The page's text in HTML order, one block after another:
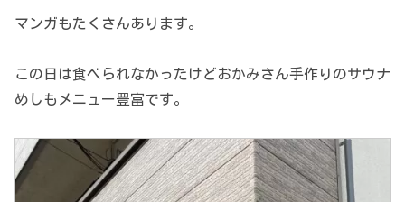
マンガもたくさんあります。
この日は食べられなかったけどおかみさん手作りのサウナ
めしもメニュー豊富です。